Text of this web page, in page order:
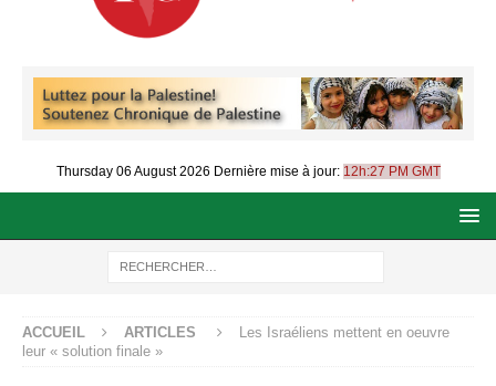
Thursday 06 August 2026 Dernière mise à jour: 12h:27 PM GMT
ACCUEIL ARTICLES
Les Israéliens mettent en oeuvre
leur « solution finale »